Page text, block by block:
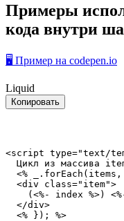
Примеры
кода внутри
🖥️ Пример на codepen.io
Liquid
Копировать
<script type="text/
Цикл из массива
<%
  <
div class=" item">
(<%- index %>)
  </
div>
  <% }); %>